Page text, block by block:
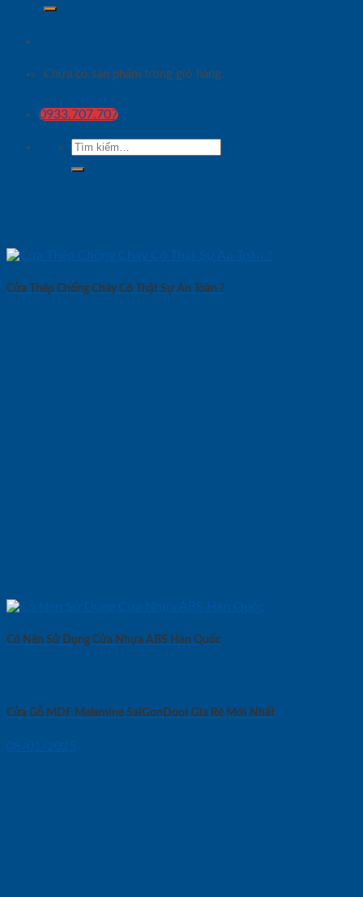
Chưa có sản phẩm trong giỏ hàng.
0933.707.707
Tìm
kiếm:
Cửa Thép Chống Cháy Có Thật Sự An Toàn ?
Có Nên Sử Dụng Cửa Nhựa ABS Hàn Quốc
Cửa Gỗ MDF Melamine SaiGonDoor Gía Rẻ Mới Nhất
08/01/2025